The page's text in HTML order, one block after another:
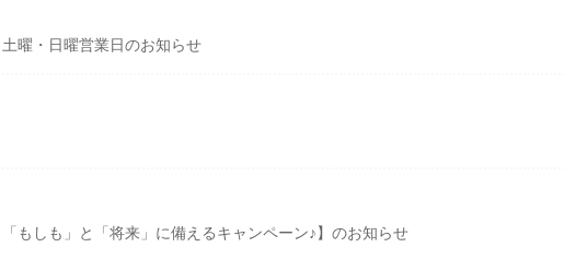
曜・日曜営業日のお知らせ
もしも」と「将来」に備えるキャンペーン♪】のお知らせ